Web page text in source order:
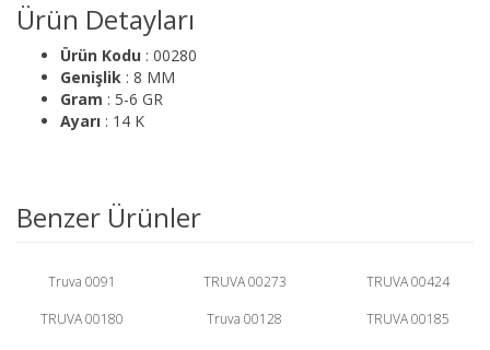
Ürün Detayları
Ürün Kodu : 00280
Genişlik : 8 MM
Gram : 5-6 GR
Ayarı : 14 K
Benzer Ürünler
Truva 0091 TRUVA 00273
TRUVA 00424
TRUVA 00180
Truva 00128 TRUVA 00185